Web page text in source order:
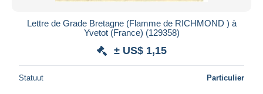
Lettre de Grade Bretagne (Flamme de RICHMOND ) à
Yvetot (France) (129358)
± US$ 1,15
Statuut Particulier